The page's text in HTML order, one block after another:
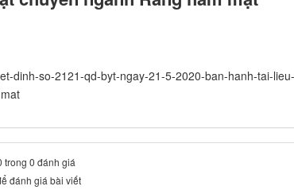
dinh-so-2121-qd-byt-ngay-21-5-2020-ban-hanh-tai-
trong 0 đánh giá
đánh giá bài viết